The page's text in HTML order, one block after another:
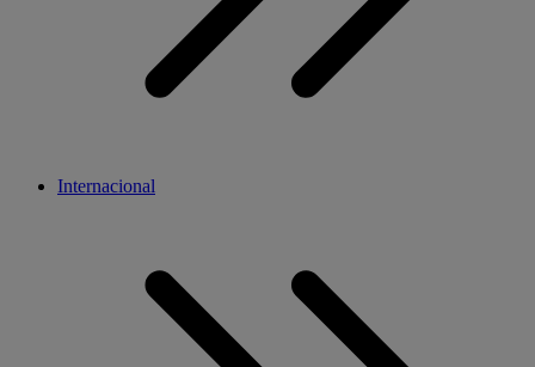
Internacional